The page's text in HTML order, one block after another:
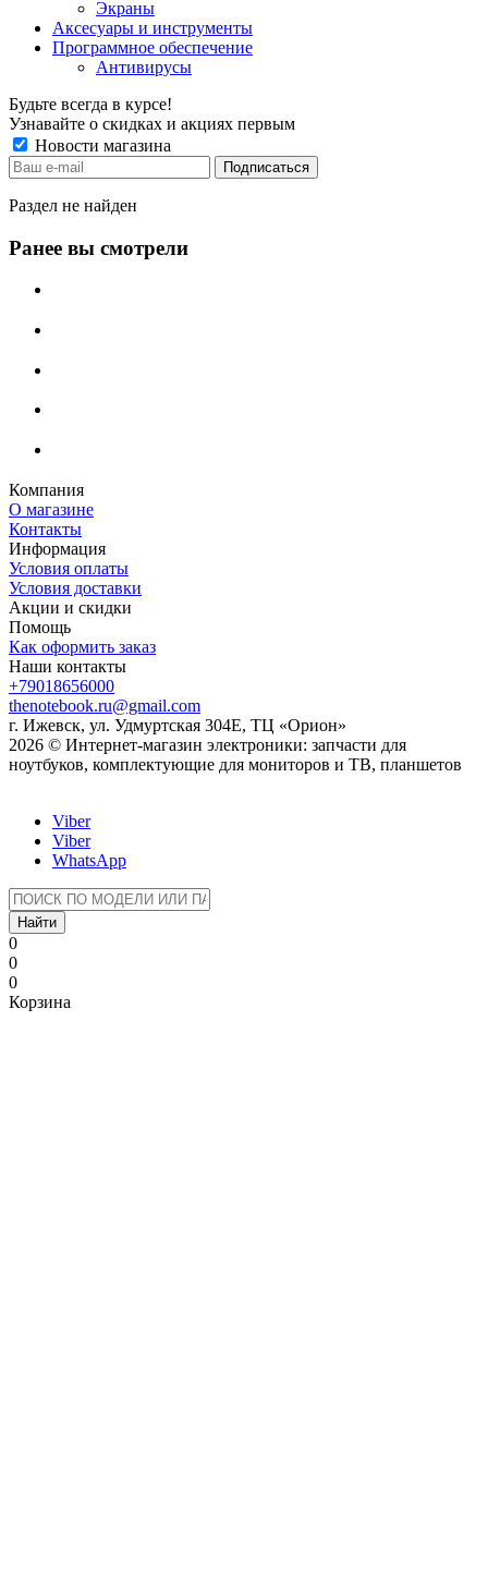
Экраны
Аксесуары и инструменты
Программное обеспечение
Антивирусы
Будьте всегда в курсе!
Узнавайте о скидках и акциях первым
Новости магазина
Раздел не найден
Ранее вы смотрели
Компания
О магазине
Контакты
Информация
Условия оплаты
Условия доставки
Акции и скидки
Помощь
Как оформить заказ
Наши контакты
+79018656000
thenotebook.ru@gmail.com
г. Ижевск, ул. Удмуртская 304Е, ТЦ «Орион»
2026 © Интернет-магазин электроники: запчасти для
ноутбуков, комплектующие для мониторов и ТВ, планшетов
Viber
Viber
WhatsApp
Найти
0
0
0
Корзина